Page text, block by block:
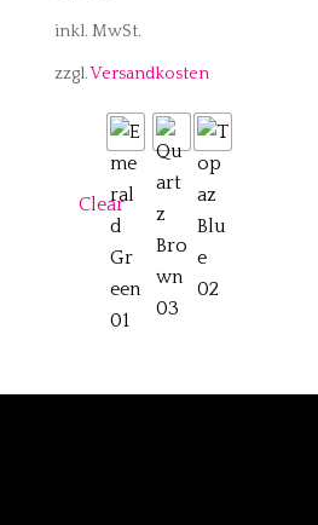
inkl. MwSt.
zzgl.Versandkosten
Clear